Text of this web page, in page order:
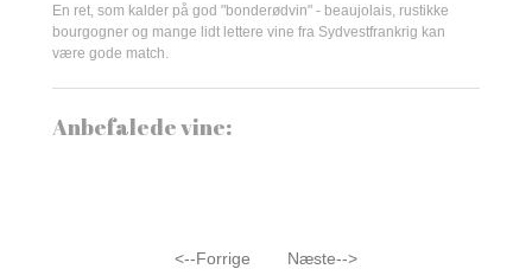
En ret, som kalder på god "bonderødvin" - beaujolais, rustikke
bourgogner og mange lidt lettere vine fra Sydvestfrankrig kan
være gode match.
Anbefalede vine:
<--Forrige Næste-->